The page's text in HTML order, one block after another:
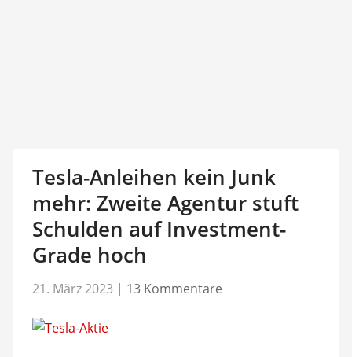
Tesla-Anleihen kein Junk
mehr: Zweite Agentur stuft
Schulden auf Investment-
Grade hoch
21. März 2023 | 13 Kommentare